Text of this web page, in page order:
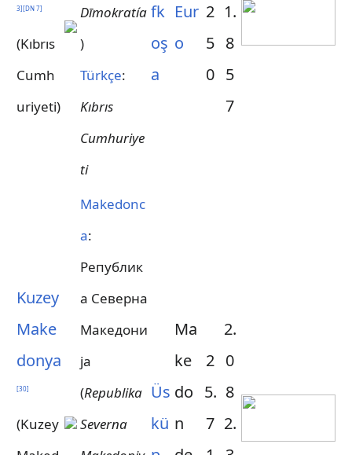
3][DN 7]
(Kıbrıs
Cumh
uriyeti)
Dīmokratía
)
Türkçe:
Kıbrıs
Cumhuriye
ti
fk
oş
a
Eur
o
2
5
0
1.
8
5
7
Kuzey
Make
donya
[30]
(Kuzey
Makedonc
a:
Републик
а Северна
Македони
ја
(Republika
Severna
Üs
kü
Ma
ke
do
n
2
5.
7
2.
0
8
2.